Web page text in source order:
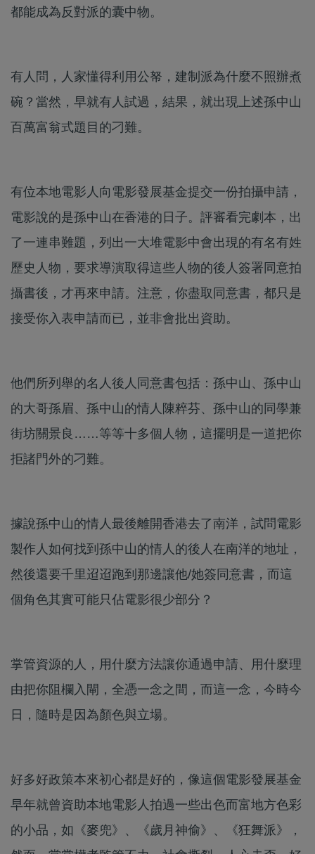
都能成為反對派的囊中物。
有人問，人家懂得利用公帑，建制派為什麼不照辦煮
碗？當然，早就有人試過，結果，就出現上述孫中山
百萬富翁式題目的刁難。
有位本地電影人向電影發展基金提交一份拍攝申請，
電影說的是孫中山在香港的日子。評審看完劇本，出
了一連串難題，列出一大堆電影中會出現的有名有姓
歷史人物，要求導演取得這些人物的後人簽署同意拍
攝書後，才再來申請。注意，你盡取同意書，都只是
接受你入表申請而已，並非會批出資助。
他們所列舉的名人後人同意書包括：孫中山、孫中山
的大哥孫眉、孫中山的情人陳粹芬、孫中山的同學兼
街坊關景良……等等十多個人物，這擺明是一道把你
拒諸門外的刁難。
據說孫中山的情人最後離開香港去了南洋，試問電影
製作人如何找到孫中山的情人的後人在南洋的地址，
然後還要千里迢迢跑到那邊讓他/她簽同意書，而這
個角色其實可能只佔電影很少部分？
掌管資源的人，用什麼方法讓你通過申請、用什麼理
由把你阻欄入閘，全憑一念之間，而這一念，今時今
日，隨時是因為顏色與立場。
好多好政策本來初心都是好的，像這個電影發展基金
早年就曾資助本地電影人拍過一些出色而富地方色彩
的小品，如《麥兜》、《歲月神偷》、《狂舞派》，